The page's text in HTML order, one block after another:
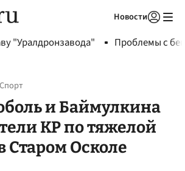
Новости
"Уралдронзавода" Проблемы с
Спорт
и Баймулкина
КР по тяжелой
Старом Осколе